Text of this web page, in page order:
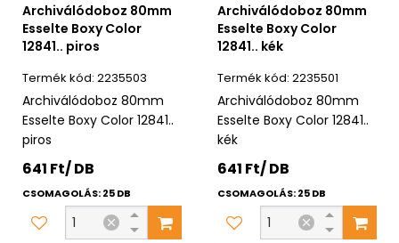
Archiválódoboz 80mm
Esselte Boxy Color
12841.. piros
2235503
Archiválódoboz 80mm
Esselte Boxy Color 12841..
piros
641 Ft/ DB
CSOMAGOLÁS: 25 DB
Archiválódoboz 80mm
Esselte Boxy Color
12841.. kék
2235501
Archiválódoboz 80mm
Esselte Boxy Color 12841..
kék
641 Ft/ DB
CSOMAGOLÁS: 25 DB